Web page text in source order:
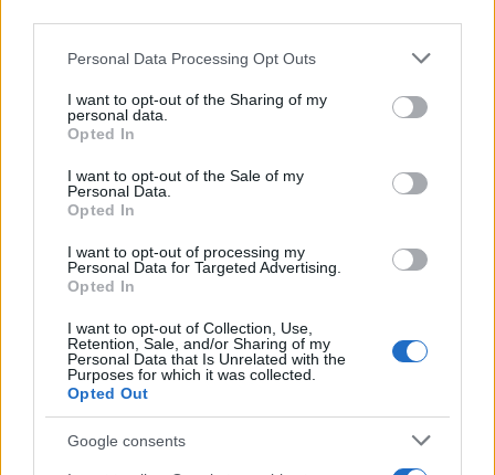
Please note that this website/app uses one or more Google
not limited to your visit or usage behaviour. You may click to
grant or deny consent to Google and its third-party tags to
use your data for below specified purposes in below Google
consent section.
Personal Data Processing Opt Outs
I want to opt-out of the Sharing of my
personal data.
Opted In
I want to opt-out of the Sale of my
Personal Data.
Opted In
I want to opt-out of processing my
Personal Data for Targeted Advertising.
Opted In
I want to opt-out of Collection, Use,
Retention, Sale, and/or Sharing of my
Personal Data that Is Unrelated with the
Purposes for which it was collected.
Opted Out
Google consents
17.07.26
Η Κομισιόν προτείνει νέο Σχέδιο Δράσης για
EU ETS